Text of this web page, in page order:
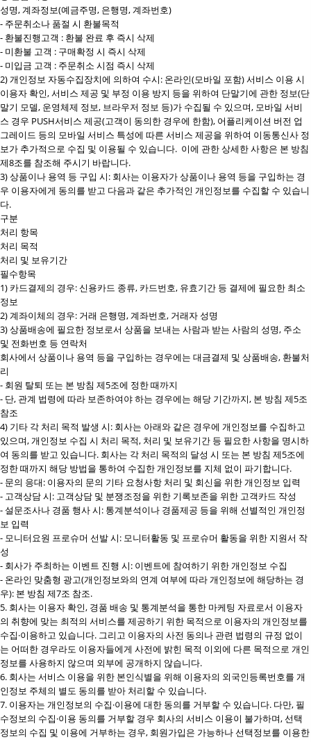
성명, 계좌정보(예금주명, 은행명, 계좌번호)
- 주문취소나 품절 시 환불목적
- 환불진행고객 : 환불 완료 후 즉시 삭제
- 미환불 고객 : 구매확정 시 즉시 삭제
- 미입금 고객 : 주문취소 시점 즉시 삭제
2) 개인정보 자동수집장치에 의하여 수시: 온라인(모바일 포함) 서비스 이용 시
이용자 확인, 서비스 제공 및 부정 이용 방지 등을 위하여 단말기에 관한 정보(단
말기 모델, 운영체제 정보, 브라우저 정보 등)가 수집될 수 있으며, 모바일 서비
스 경우 PUSH서비스 제공(고객이 동의한 경우에 한함), 어플리케이션 버전 업
그레이드 등의 모바일 서비스 특성에 따른 서비스 제공을 위하여 이동통신사 정
보가 추가적으로 수집 및 이용될 수 있습니다. 이에 관한 상세한 사항은 본 방침
제8조를 참조해 주시기 바랍니다.
3) 상품이나 용역 등 구입 시: 회사는 이용자가 상품이나 용역 등을 구입하는 경
우 이용자에게 동의를 받고 다음과 같은 추가적인 개인정보를 수집할 수 있습니
다.
구분
처리 항목
처리 목적
처리 및 보유기간
필수항목
1) 카드결제의 경우: 신용카드 종류, 카드번호, 유효기간 등 결제에 필요한 최소
정보
2) 계좌이체의 경우: 거래 은행명, 계좌번호, 거래자 성명
3) 상품배송에 필요한 정보로서 상품을 보내는 사람과 받는 사람의 성명, 주소
및 전화번호 등 연락처
회사에서 상품이나 용역 등을 구입하는 경우에는 대금결제 및 상품배송, 환불처
리
- 회원 탈퇴 또는 본 방침 제5조에 정한 때까지
- 단, 관계 법령에 따라 보존하여야 하는 경우에는 해당 기간까지, 본 방침 제5조
참조
4) 기타 각 처리 목적 발생 시: 회사는 아래와 같은 경우에 개인정보를 수집하고
있으며, 개인정보 수집 시 처리 목적, 처리 및 보유기간 등 필요한 사항을 명시하
여 동의를 받고 있습니다. 회사는 각 처리 목적의 달성 시 또는 본 방침 제5조에
정한 때까지 해당 방법을 통하여 수집한 개인정보를 지체 없이 파기합니다.
- 문의 응대: 이용자의 문의 기타 요청사항 처리 및 회신을 위한 개인정보 입력
- 고객상담 시: 고객상담 및 분쟁조정을 위한 기록보존을 위한 고객카드 작성
- 설문조사나 경품 행사 시: 통계분석이나 경품제공 등을 위해 선별적인 개인정
보 입력
- 모니터요원 프로슈머 선발 시: 모니터활동 및 프로슈머 활동을 위한 지원서 작
성
- 회사가 주최하는 이벤트 진행 시: 이벤트에 참여하기 위한 개인정보 수집
- 온라인 맞춤형 광고(개인정보와의 연계 여부에 따라 개인정보에 해당하는 경
우): 본 방침 제7조 참조.
5. 회사는 이용자 확인, 경품 배송 및 통계분석을 통한 마케팅 자료로서 이용자
의 취향에 맞는 최적의 서비스를 제공하기 위한 목적으로 이용자의 개인정보를
수집·이용하고 있습니다. 그리고 이용자의 사전 동의나 관련 법령의 규정 없이
는 어떠한 경우라도 이용자들에게 사전에 밝힌 목적 이외에 다른 목적으로 개인
정보를 사용하지 않으며 외부에 공개하지 않습니다.
6. 회사는 서비스 이용을 위한 본인식별을 위해 이용자의 외국인등록번호를 개
인정보 주체의 별도 동의를 받아 처리할 수 있습니다.
7. 이용자는 개인정보의 수집·이용에 대한 동의를 거부할 수 있습니다. 다만, 필
수정보의 수집·이용 동의를 거부할 경우 회사의 서비스 이용이 불가하며, 선택
정보의 수집 및 이용에 거부하는 경우, 회원가입은 가능하나 선택정보를 이용한